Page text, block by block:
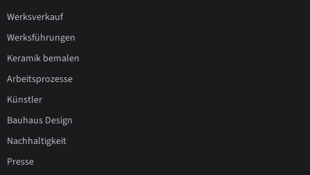
Werksverkauf
Werksführungen
Keramik bemalen
Arbeitsprozesse
Künstler
Bauhaus Design
Nachhaltigkeit
Presse